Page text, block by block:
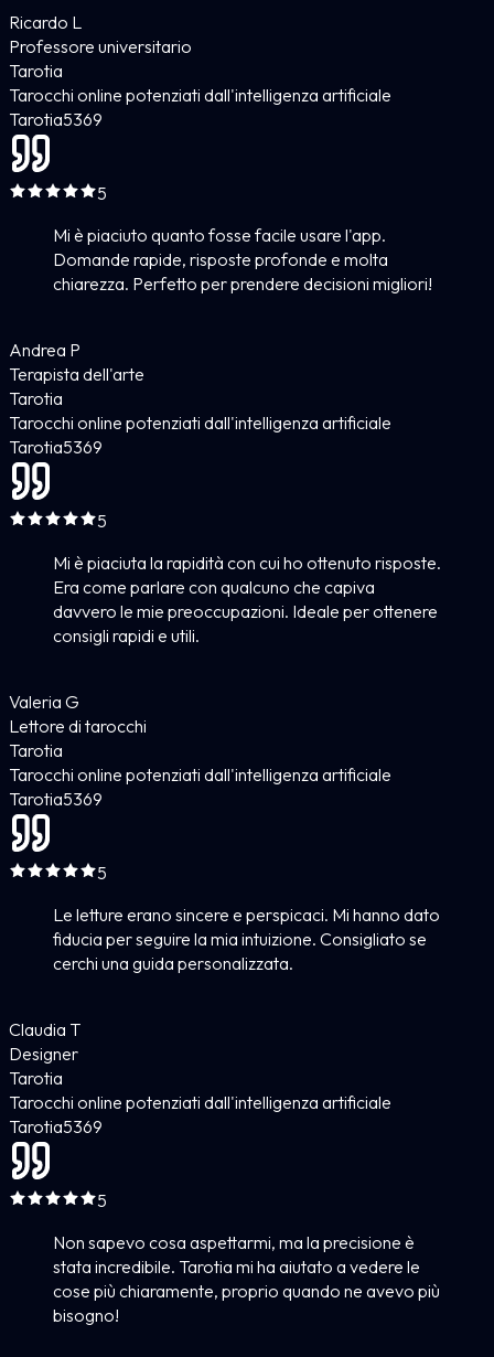
Ricardo L
Professore universitario
Tarotia
Tarocchi online potenziati dall'intelligenza artificiale
Tarotia5369
5
Mi è piaciuto quanto fosse facile usare l'app.
Domande rapide, risposte profonde e molta
chiarezza. Perfetto per prendere decisioni migliori!
Andrea P
Terapista dell'arte
Tarotia
Tarocchi online potenziati dall'intelligenza artificiale
Tarotia5369
5
Mi è piaciuta la rapidità con cui ho ottenuto risposte.
Era come parlare con qualcuno che capiva
davvero le mie preoccupazioni. Ideale per ottenere
consigli rapidi e utili.
Valeria G
Lettore di tarocchi
Tarotia
Tarocchi online potenziati dall'intelligenza artificiale
Tarotia5369
5
Le letture erano sincere e perspicaci. Mi hanno dato
fiducia per seguire la mia intuizione. Consigliato se
cerchi una guida personalizzata.
Claudia T
Designer
Tarotia
Tarocchi online potenziati dall'intelligenza artificiale
Tarotia5369
5
Non sapevo cosa aspettarmi, ma la precisione è
stata incredibile. Tarotia mi ha aiutato a vedere le
cose più chiaramente, proprio quando ne avevo più
bisogno!